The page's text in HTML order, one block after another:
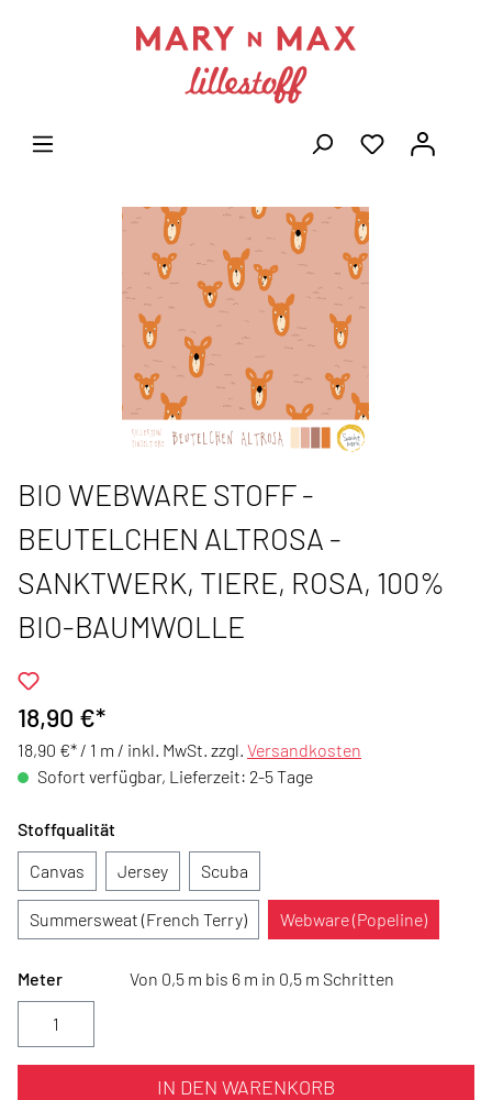
BIO WEBWARE STOFF -
BEUTELCHEN ALTROSA -
SANKTWERK, TIERE, ROSA, 100%
BIO-BAUMWOLLE
18,90 €*
18,90 €* / 1 m / inkl. MwSt. zzgl. Versandkosten
Sofort verfügbar, Lieferzeit: 2-5 Tage
Stoffqualität
Canvas
Jersey Scuba
Summersweat (French Terry) Webware (Popeline)
Meter Von 0,5 m bis 6 m in 0,5 m Schritten
IN DEN WARENKORB